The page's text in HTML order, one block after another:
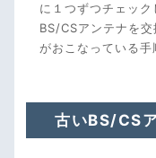
に１つずつチェック
BS/CSアンテナを
がおこなっている手
古いBS/CS